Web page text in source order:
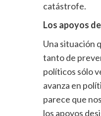
catástrofe.
Los apoyos
Una situación
tanto de
políticos sólo
avanza en
parece que
los apoyos